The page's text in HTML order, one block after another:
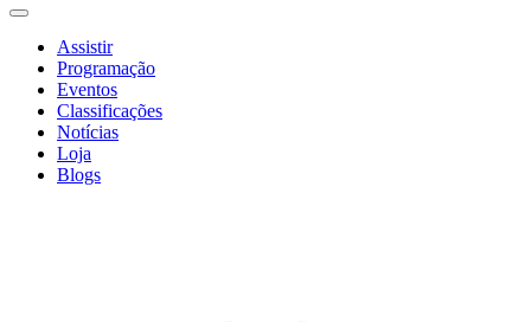
Assistir
Programação
Eventos
Classificações
Notícias
Loja
Blogs